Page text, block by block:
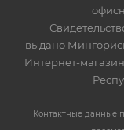
выдано
Интернет-
Контактные данные